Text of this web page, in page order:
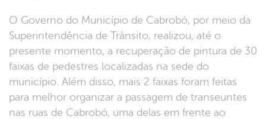
O Governo do Município de Cabrobó, por meio da
Superintendência de Trânsito, realizou, até o
presente momento, a recuperação de pintura de 30
faixas de pedestres localizadas na sede do
município. Além disso, mais 2 faixas foram feitas
para melhor organizar a passagem de transeuntes
nas ruas de Cabrobó, uma delas em frente ao